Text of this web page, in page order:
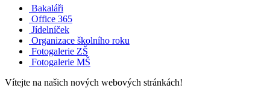
Bakaláři
Office 365
Jídelníček
Organizace školního roku
Fotogalerie ZŠ
Fotogalerie MŠ
Vítejte na našich nových webových stránkách!